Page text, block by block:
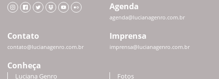
Agenda
agenda@lucianagenro.com.br
Contato
contato@lucianagenro.com.br
Imprensa
imprensa@lucianagenro.com.br
Conheça
Luciana Genro Fotos